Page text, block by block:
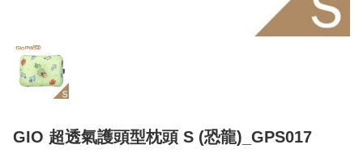
GIO 超透氣護頭型枕頭 S (恐龍)_GPS017